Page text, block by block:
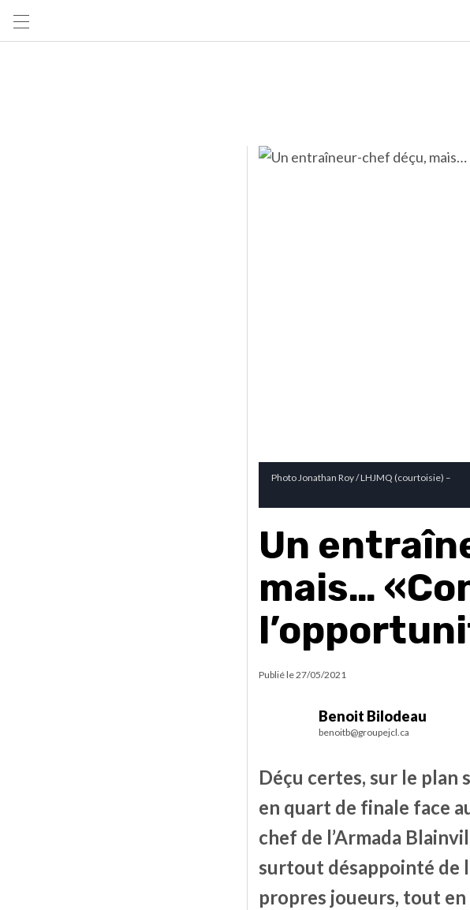
Photo Jonathan Roy / LHJMQ (courtoisie) –
Un
mais…
Publié le27/05/2021
Benoit Bilodeau
benoitb@groupejcl.ca
Déçu certes, sur le plan
en quart de finale face
chef de l’Armada
surtout désappointé de
propres joueurs, tout en